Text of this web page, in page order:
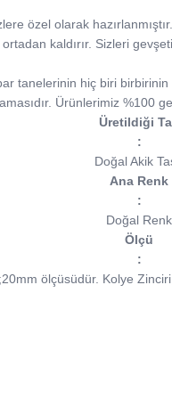
özel olarak
kaldırır. Sizleri
tanelerinin hiç biri birbirinin
Ürünlerimiz %100
Üretildiği
:
Doğal Akik
Ana Renk
:
Doğal Renk
Ölçü
:
ölçüsüdür. Kolye